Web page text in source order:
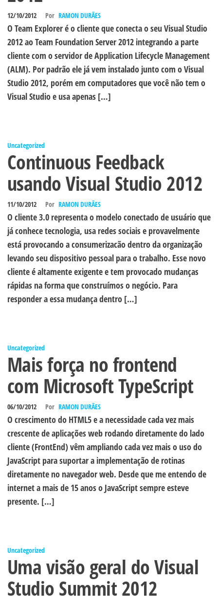
12/10/2012 Por RAMON DURÃES
O Team Explorer é o cliente que conecta o seu Visual Studio
2012 ao Team Foundation Server 2012 integrando a parte
cliente com o servidor de Application Lifecycle Management
(ALM). Por padrão ele já vem instalado junto com o Visual
Studio 2012, porém em computadores que você não tem o
Visual Studio e usa apenas […]
Uncategorized
Continuous Feedback
usando Visual Studio 2012
11/10/2012 Por RAMON DURÃES
O cliente 3.0 representa o modelo conectado de usuário que
já conhece tecnologia, usa redes sociais e provavelmente
está provocando a consumerizacão dentro da organização
levando seu dispositivo pessoal para o trabalho. Esse novo
cliente é altamente exigente e tem provocado mudanças
rápidas na forma que construímos o negócio. Para
responder a essa mudança dentro […]
Uncategorized
Mais força no frontend
com Microsoft TypeScript
06/10/2012 Por RAMON DURÃES
O crescimento do HTML5 e a necessidade cada vez mais
crescente de aplicações web rodando diretamente do lado
cliente (FrontEnd) vêm ampliando cada vez mais o uso do
JavaScript para suportar a implementação de rotinas
diretamente no navegador web. Desde que me entendo de
internet a mais de 15 anos o JavaScript sempre esteve
presente. […]
Uncategorized
Uma visão geral do Visual
Studio Summit 2012